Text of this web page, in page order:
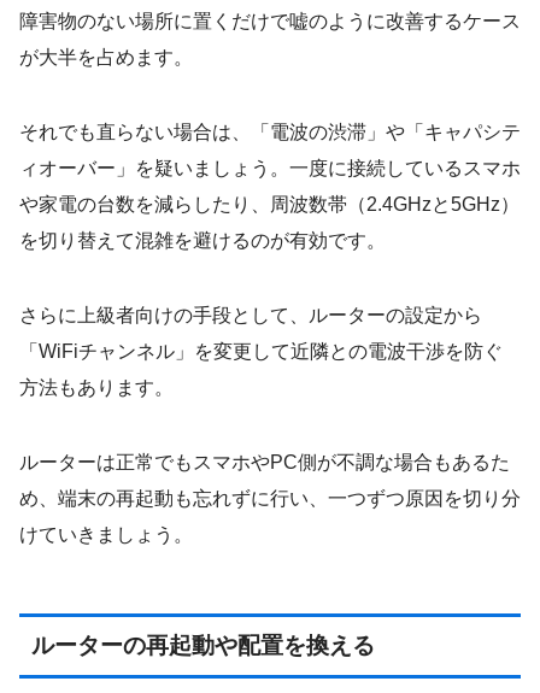
障害物のない場所に置くだけで嘘のように改善するケース
が大半を占めます。
それでも直らない場合は、「電波の渋滞」や「キャパシテ
ィオーバー」を疑いましょう。一度に接続しているスマホ
や家電の台数を減らしたり、周波数帯（2.4GHzと5GHz）
を切り替えて混雑を避けるのが有効です。
さらに上級者向けの手段として、ルーターの設定から
「WiFiチャンネル」を変更して近隣との電波干渉を防ぐ
方法もあります。
ルーターは正常でもスマホやPC側が不調な場合もあるた
め、端末の再起動も忘れずに行い、一つずつ原因を切り分
けていきましょう。
ルーターの再起動や配置を換える